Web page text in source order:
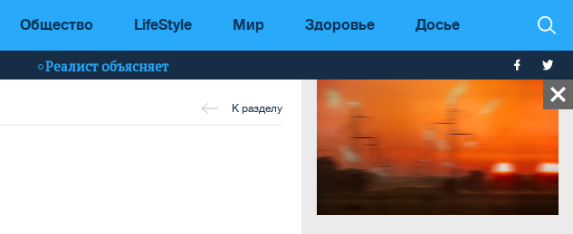
Общество LifeStyle Мир Здоровье Досье
Реалист объясняет
К разделу